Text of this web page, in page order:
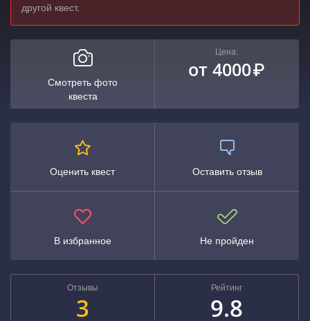
другой квест.
Смотреть фото
квеста
Цена:
от 4000₽
Оценить квест Оставить отзыв
В избранное Не пройден
Отзывы
3
Рейтинг
9.8